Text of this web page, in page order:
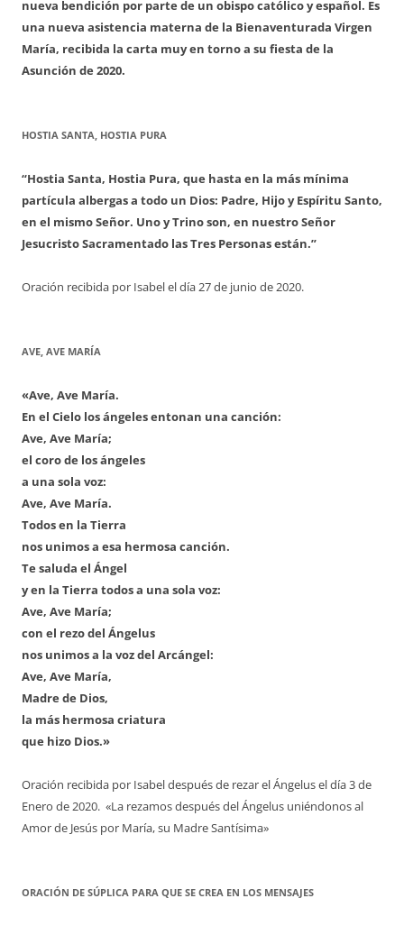
nueva bendición por parte de un obispo católico y español. Es
una nueva asistencia materna de la Bienaventurada Virgen
María, recibida la carta muy en torno a su fiesta de la
Asunción de 2020.
HOSTIA SANTA, HOSTIA PURA
“Hostia Santa, Hostia Pura, que hasta en la más mínima
partícula albergas a todo un Dios: Padre, Hijo y Espíritu Santo,
en el mismo Señor. Uno y Trino son, en nuestro Señor
Jesucristo Sacramentado las Tres Personas están.”
Oración recibida por Isabel el día 27 de junio de 2020.
AVE, AVE MARÍA
«Ave, Ave María.
En el Cielo los ángeles entonan una canción:
Ave, Ave María;
el coro de los ángeles
a una sola voz:
Ave, Ave María.
Todos en la Tierra
nos unimos a esa hermosa canción.
Te saluda el Ángel
y en la Tierra todos a una sola voz:
Ave, Ave María;
con el rezo del Ángelus
nos unimos a la voz del Arcángel:
Ave, Ave María,
Madre de Dios,
la más hermosa criatura
que hizo Dios.»
Oración recibida por Isabel después de rezar el Ángelus el día 3 de
Enero de 2020. «La rezamos después del Ángelus uniéndonos al
Amor de Jesús por María, su Madre Santísima»
ORACIÓN DE SÚPLICA PARA QUE SE CREA EN LOS MENSAJES